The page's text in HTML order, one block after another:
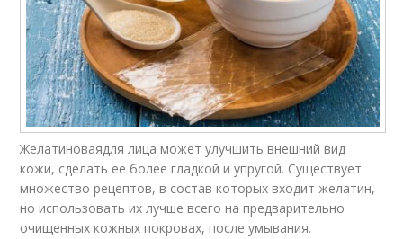
Желатиноваядля лица может улучшить внешний вид
кожи, сделать ее более гладкой и упругой. Существует
множество рецептов, в состав которых входит желатин,
но использовать их лучше всего на предварительно
очищенных кожных покровах, после умывания.